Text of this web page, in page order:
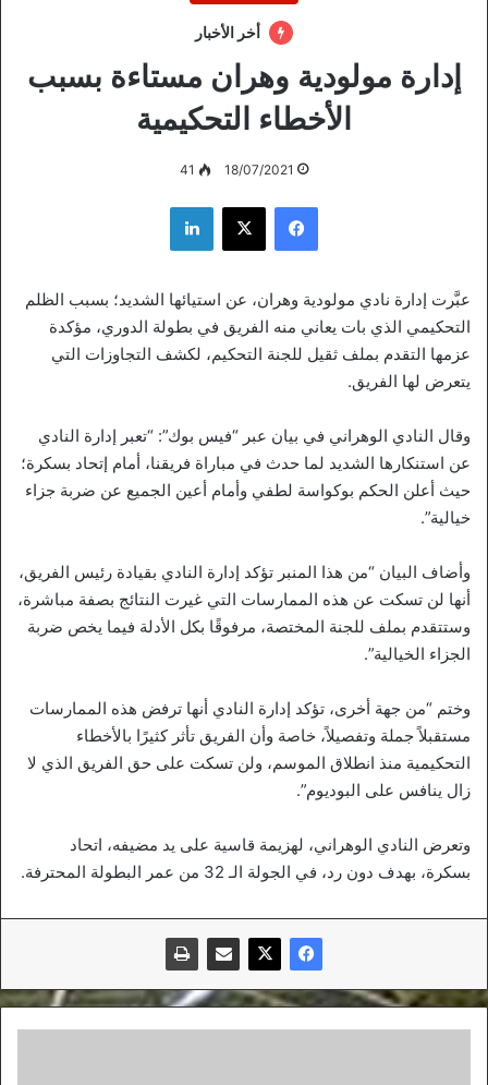
أخر الأخبار
إدارة مولودية وهران مستاءة بسبب
الأخطاء التحكيمية
18/07/2021
41
فيسبوك ‫X لينكدإن
عبَّرت إدارة نادي مولودية وهران، عن استيائها الشديد؛ بسبب الظلم
التحكيمي الذي بات يعاني منه الفريق في بطولة الدوري، مؤكدة
عزمها التقدم بملف ثقيل للجنة التحكيم، لكشف التجاوزات التي
يتعرض لها الفريق.
وقال النادي الوهراني في بيان عبر “فيس بوك”: “تعبر إدارة النادي
عن استنكارها الشديد لما حدث في مباراة فريقنا، أمام إتحاد بسكرة؛
حيث أعلن الحكم بوكواسة لطفي وأمام أعين الجميع عن ضربة جزاء
خيالية”.
وأضاف البيان “من هذا المنبر تؤكد إدارة النادي بقيادة رئيس الفريق،
أنها لن تسكت عن هذه الممارسات التي غيرت النتائج بصفة مباشرة،
وستتقدم بملف للجنة المختصة، مرفوقًا بكل الأدلة فيما يخص ضربة
الجزاء الخيالية”.
وختم “من جهة أخرى، تؤكد إدارة النادي أنها ترفض هذه الممارسات
مستقبلاً جملة وتفصيلاً، خاصة وأن الفريق تأثر كثيرًا بالأخطاء
التحكيمية منذ انطلاق الموسم، ولن تسكت على حق الفريق الذي لا
زال ينافس على البوديوم”.
وتعرض النادي الوهراني، لهزيمة قاسية على يد مضيفه، اتحاد
بسكرة، بهدف دون رد، في الجولة الـ 32 من عمر البطولة المحترفة.